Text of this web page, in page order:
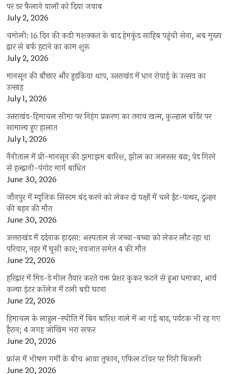
पर डर फैलाने वालों को दिया जवाब
July 2, 2026
चमोली: 16 दिन की कड़ी मशक्कत के बाद हेमकुंड साहिब पहुंची सेना, अब मुख्य
द्वार से बर्फ हटाने का काम शुरू
July 2, 2026
मानसून की बौछार और हुड़किया थाप, उत्तराखंड में धान रोपाई के उत्सव का
उत्साह
July 1, 2026
उत्तराखंड-हिमाचल सीमा पर निहंग प्रकरण का तनाव खत्म, कुल्हाल बॉर्डर पर
सामान्य हुए हालात
July 1, 2026
नैनीताल में प्री-मानसून की झमाझम बारिश, झील का जलस्तर बढ़ा; पेड़ गिरने
से हल्द्वानी-पंगोट मार्ग बाधित
June 30, 2026
जौनपुर में म्यूजिक सिस्टम बंद करने को लेकर दो पक्षों में चले ईंट-पत्थर, दुल्हन
की बहन की मौत
June 30, 2026
उत्‍तराखंड में दर्दनाक हादसा: अस्पताल से जच्चा-बच्चा को लेकर लौट रहा था
परिवार, नहर में घुसी कार; नवजात समेत 4 की मौत
June 22, 2026
हरिद्वार में मिड-डे मील तैयार करते वक्त प्रेशर कुकर फटने से हुआ धमाका, आर्य
कन्या इंटर कॉलेज में टली बड़ी घटना
June 22, 2026
हिमाचल के लाहुल-स्पीति में बिन बारिश नाले में आ गई बाढ़, पर्यटक भी रह गए
हैरान; 4 जगह जोखिम भरा सफर
June 20, 2026
फ्रांस में भीषण गर्मी के बीच आया तूफान, एफिल टॉवर पर गिरी बिजली
June 20, 2026